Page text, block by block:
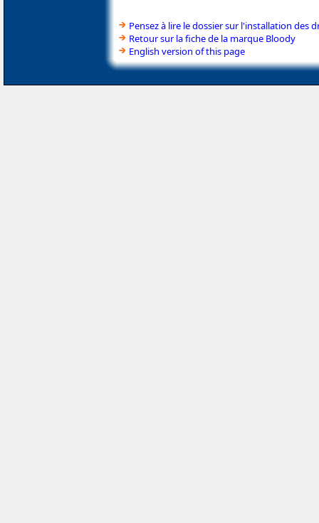
Pensez à lire le dossier sur l'installation des
Retour sur la fiche de la marque Bloody
English version of this page